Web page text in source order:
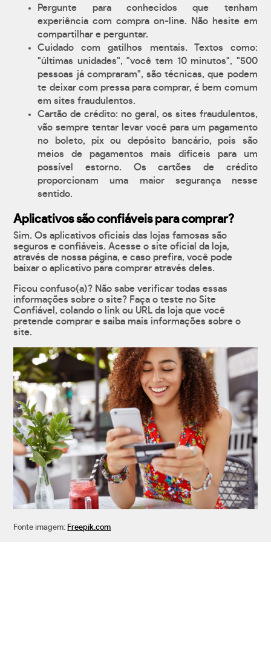
Pergunte para conhecidos que tenham
experiência com compra on-line. Não hesite em
compartilhar e perguntar.
Cuidado com gatilhos mentais. Textos como:
"últimas unidades", "você tem 10 minutos", "500
pessoas já compraram", são técnicas, que podem
te deixar com pressa para comprar, é bem comum
em sites fraudulentos.
Cartão de crédito: no geral, os sites fraudulentos,
vão sempre tentar levar você para um pagamento
no boleto, pix ou depósito bancário, pois são
meios de pagamentos mais difíceis para um
possível estorno. Os cartões de crédito
proporcionam uma maior segurança nesse
sentido.
Aplicativos são confiáveis para comprar?
Sim. Os aplicativos oficiais das lojas famosas são
seguros e confiáveis. Acesse o site oficial da loja,
através de nossa página, e caso prefira, você pode
baixar o aplicativo para comprar através deles.
Ficou confuso(a)? Não sabe verificar todas essas
informações sobre o site? Faça o teste no Site
Confiável, colando o link ou URL da loja que você
pretende comprar e saiba mais informações sobre o
site.
Fonte imagem: Freepik.com